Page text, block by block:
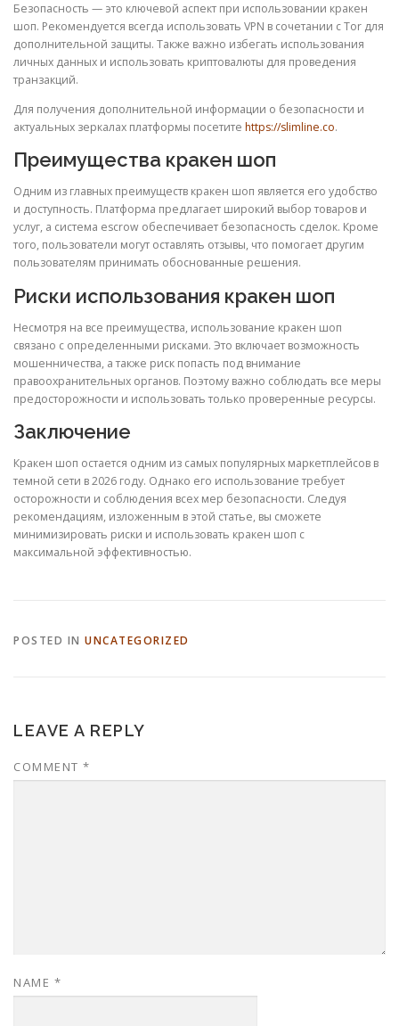
Безопасность — это ключевой аспект при использовании кракен
шоп. Рекомендуется всегда использовать VPN в сочетании с Tor для
дополнительной защиты. Также важно избегать использования
личных данных и использовать криптовалюты для проведения
транзакций.
Для получения дополнительной информации о безопасности и
актуальных зеркалах платформы посетите https://slimline.co.
Преимущества кракен шоп
Одним из главных преимуществ кракен шоп является его удобство
и доступность. Платформа предлагает широкий выбор товаров и
услуг, а система escrow обеспечивает безопасность сделок. Кроме
того, пользователи могут оставлять отзывы, что помогает другим
пользователям принимать обоснованные решения.
Риски использования кракен шоп
Несмотря на все преимущества, использование кракен шоп
связано с определенными рисками. Это включает возможность
мошенничества, а также риск попасть под внимание
правоохранительных органов. Поэтому важно соблюдать все меры
предосторожности и использовать только проверенные ресурсы.
Заключение
Кракен шоп остается одним из самых популярных маркетплейсов в
темной сети в 2026 году. Однако его использование требует
осторожности и соблюдения всех мер безопасности. Следуя
рекомендациям, изложенным в этой статье, вы сможете
минимизировать риски и использовать кракен шоп с
максимальной эффективностью.
POSTED IN UNCATEGORIZED
LEAVE A REPLY
COMMENT *
NAME *